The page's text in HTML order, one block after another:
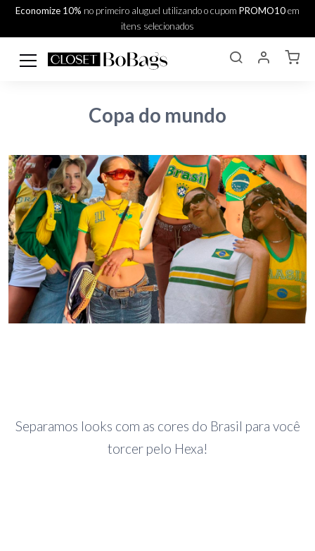
Economize 10% no primeiro aluguel utilizando o cupom PROMO10em
itens selecionados
Copa do mundo
Separamos looks com as cores do Brasil para você
torcer pelo Hexa!